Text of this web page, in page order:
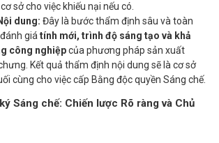
sở cho việc khiếu nại nếu có.
dung: Đây là bước thẩm định sâu và toàn
giá tính mới, trình độ sáng tạo và khả
công nghiệpcủa phương pháp sản xuất
Kết quả thẩm định nội dung sẽ là cơ sở
cùng cho việc cấp Bằng độc quyền Sáng chế.
Sáng chế: Chiến lược Rõ ràng và Chủ